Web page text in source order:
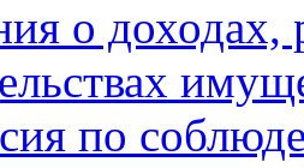
о доходах,
по